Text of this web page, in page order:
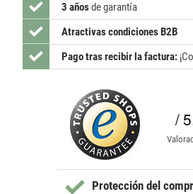
3 añosde garantía
Atractivas condiciones B2B
Pago tras recibir la factura:
/
Protección del